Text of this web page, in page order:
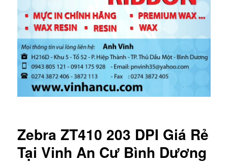
Zebra ZT410 203 DPI Giá Rẻ
Tại Vinh An Cư Bình Dương